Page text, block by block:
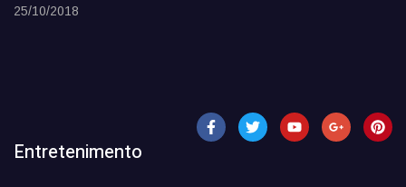
25/10/2018
Entretenimento